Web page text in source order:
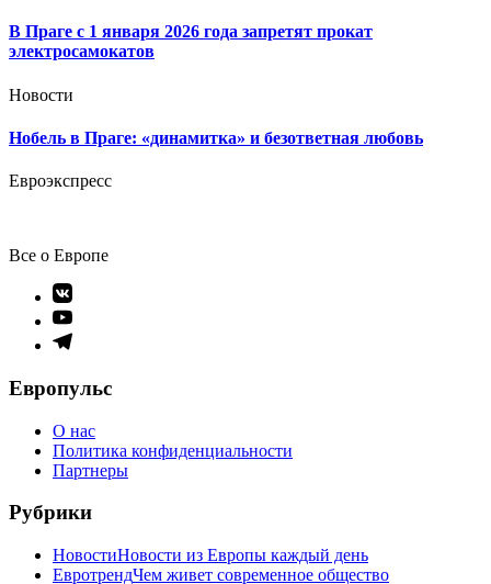
В Праге с 1 января 2026 года запретят прокат
электросамокатов
Новости
Нобель в Праге: «динамитка» и безответная любовь
Евроэкспресс
Все о Европе
Элемент
меню
Элемент
меню
Элемент
Европульс
О нас
Политика конфиденциальности
Партнеры
Рубрики
НовостиНовости из Европы каждый день
ЕвротрендЧем живет современное общество